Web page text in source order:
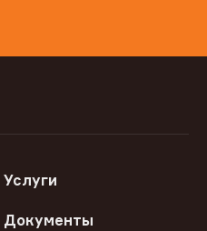
Услуги
Документы